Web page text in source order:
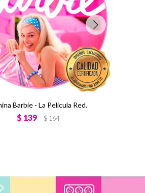
Barbie - La Pelicula Red.
$ 139 $164